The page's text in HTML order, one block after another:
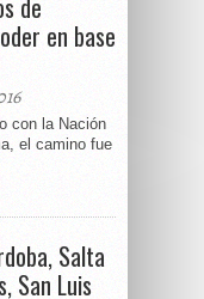
de
en base
con la Nación
el camino fue
Salta
San Luis